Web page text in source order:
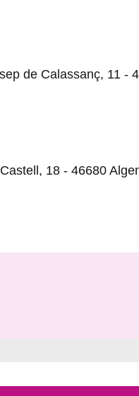
de Calassanç, 11 -
18 - 46680